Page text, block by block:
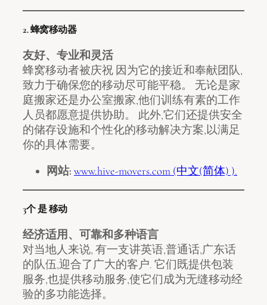
2. 蜂窝移动器
友好、专业和灵活
蜂窝移动者被庆祝 因为它的接近和奉献团队,
致力于确保您的移动尽可能平稳。 无论是家
庭搬家还是办公室搬家,他们训练有素的工作
人员都愿意提供协助。 此外,它们还提供安全
的储存设施和个性化的移动解决方案,以满足
你的具体需要。
网站: www.hive-movers.com (中文(简体) ).
3个 是 移动
经济适用、可靠和多种语言
对当地人来说, 有一支讲英语,普通话,广东话
的队伍,迎合了广大的客户. 它们既提供包装
服务,也提供移动服务,使它们成为无缝移动经
验的多功能选择。